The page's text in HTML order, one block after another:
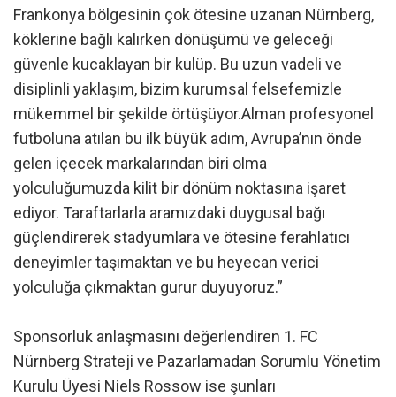
Frankonya bölgesinin çok ötesine uzanan Nürnberg,
köklerine bağlı kalırken dönüşümü ve geleceği
güvenle kucaklayan bir kulüp. Bu uzun vadeli ve
disiplinli yaklaşım, bizim kurumsal felsefemizle
mükemmel bir şekilde örtüşüyor.Alman profesyonel
futboluna atılan bu ilk büyük adım, Avrupa’nın önde
gelen içecek markalarından biri olma
yolculuğumuzda kilit bir dönüm noktasına işaret
ediyor. Taraftarlarla aramızdaki duygusal bağı
güçlendirerek stadyumlara ve ötesine ferahlatıcı
deneyimler taşımaktan ve bu heyecan verici
yolculuğa çıkmaktan gurur duyuyoruz.”
Sponsorluk anlaşmasını değerlendiren 1. FC
Nürnberg Strateji ve Pazarlamadan Sorumlu Yönetim
Kurulu Üyesi Niels Rossow ise şunları